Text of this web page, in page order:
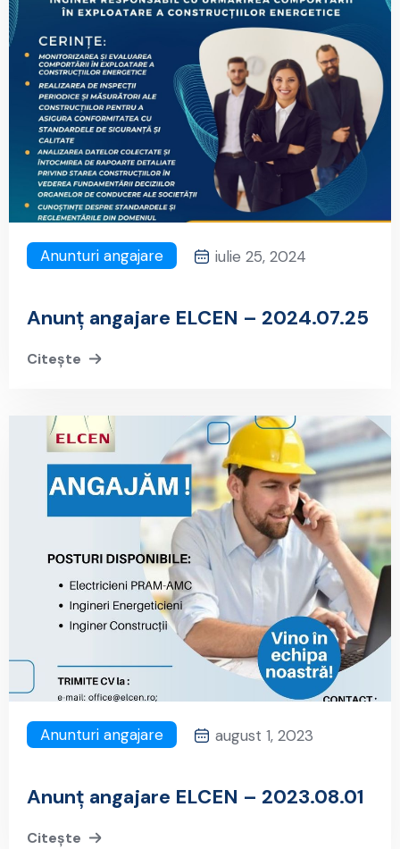
Anunturi angajare iulie 25, 2024
Anunț angajare ELCEN – 2024.07.25
Citește
Anunturi angajare august 1, 2023
Anunț angajare ELCEN – 2023.08.01
Citește